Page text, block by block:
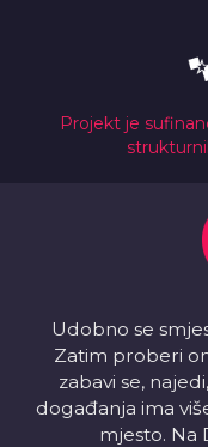
Projekt je
Udobno se
Zatim proberi
zabavi se,
događanja ima
mjesto. Na